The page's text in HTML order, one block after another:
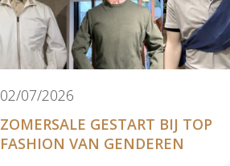
02/07/2026
ZOMERSALE GESTART BIJ TOP
FASHION VAN GENDEREN